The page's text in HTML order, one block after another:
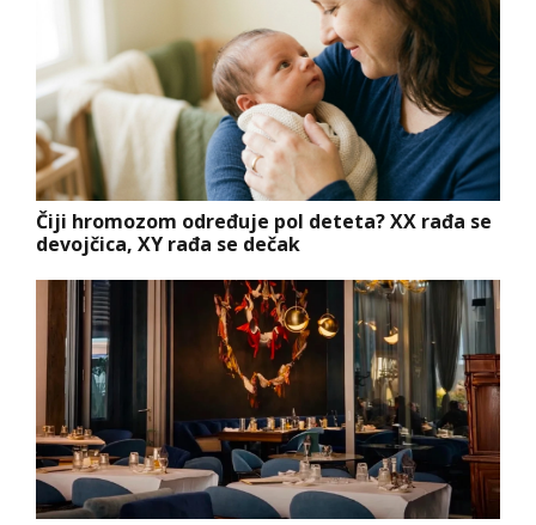
Čiji hromozom određuje pol deteta? XX rađa se
devojčica, XY rađa se dečak